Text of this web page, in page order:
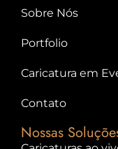
Sobre Nós
Portfolio
Caricatura em
Contato
Nossas